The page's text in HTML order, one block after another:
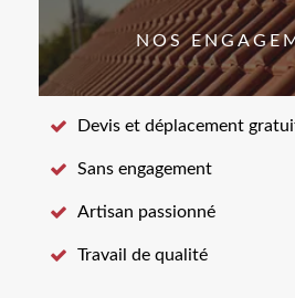
NOS
Devis et déplacement
Sans engagement
Artisan passionné
Travail de qualité